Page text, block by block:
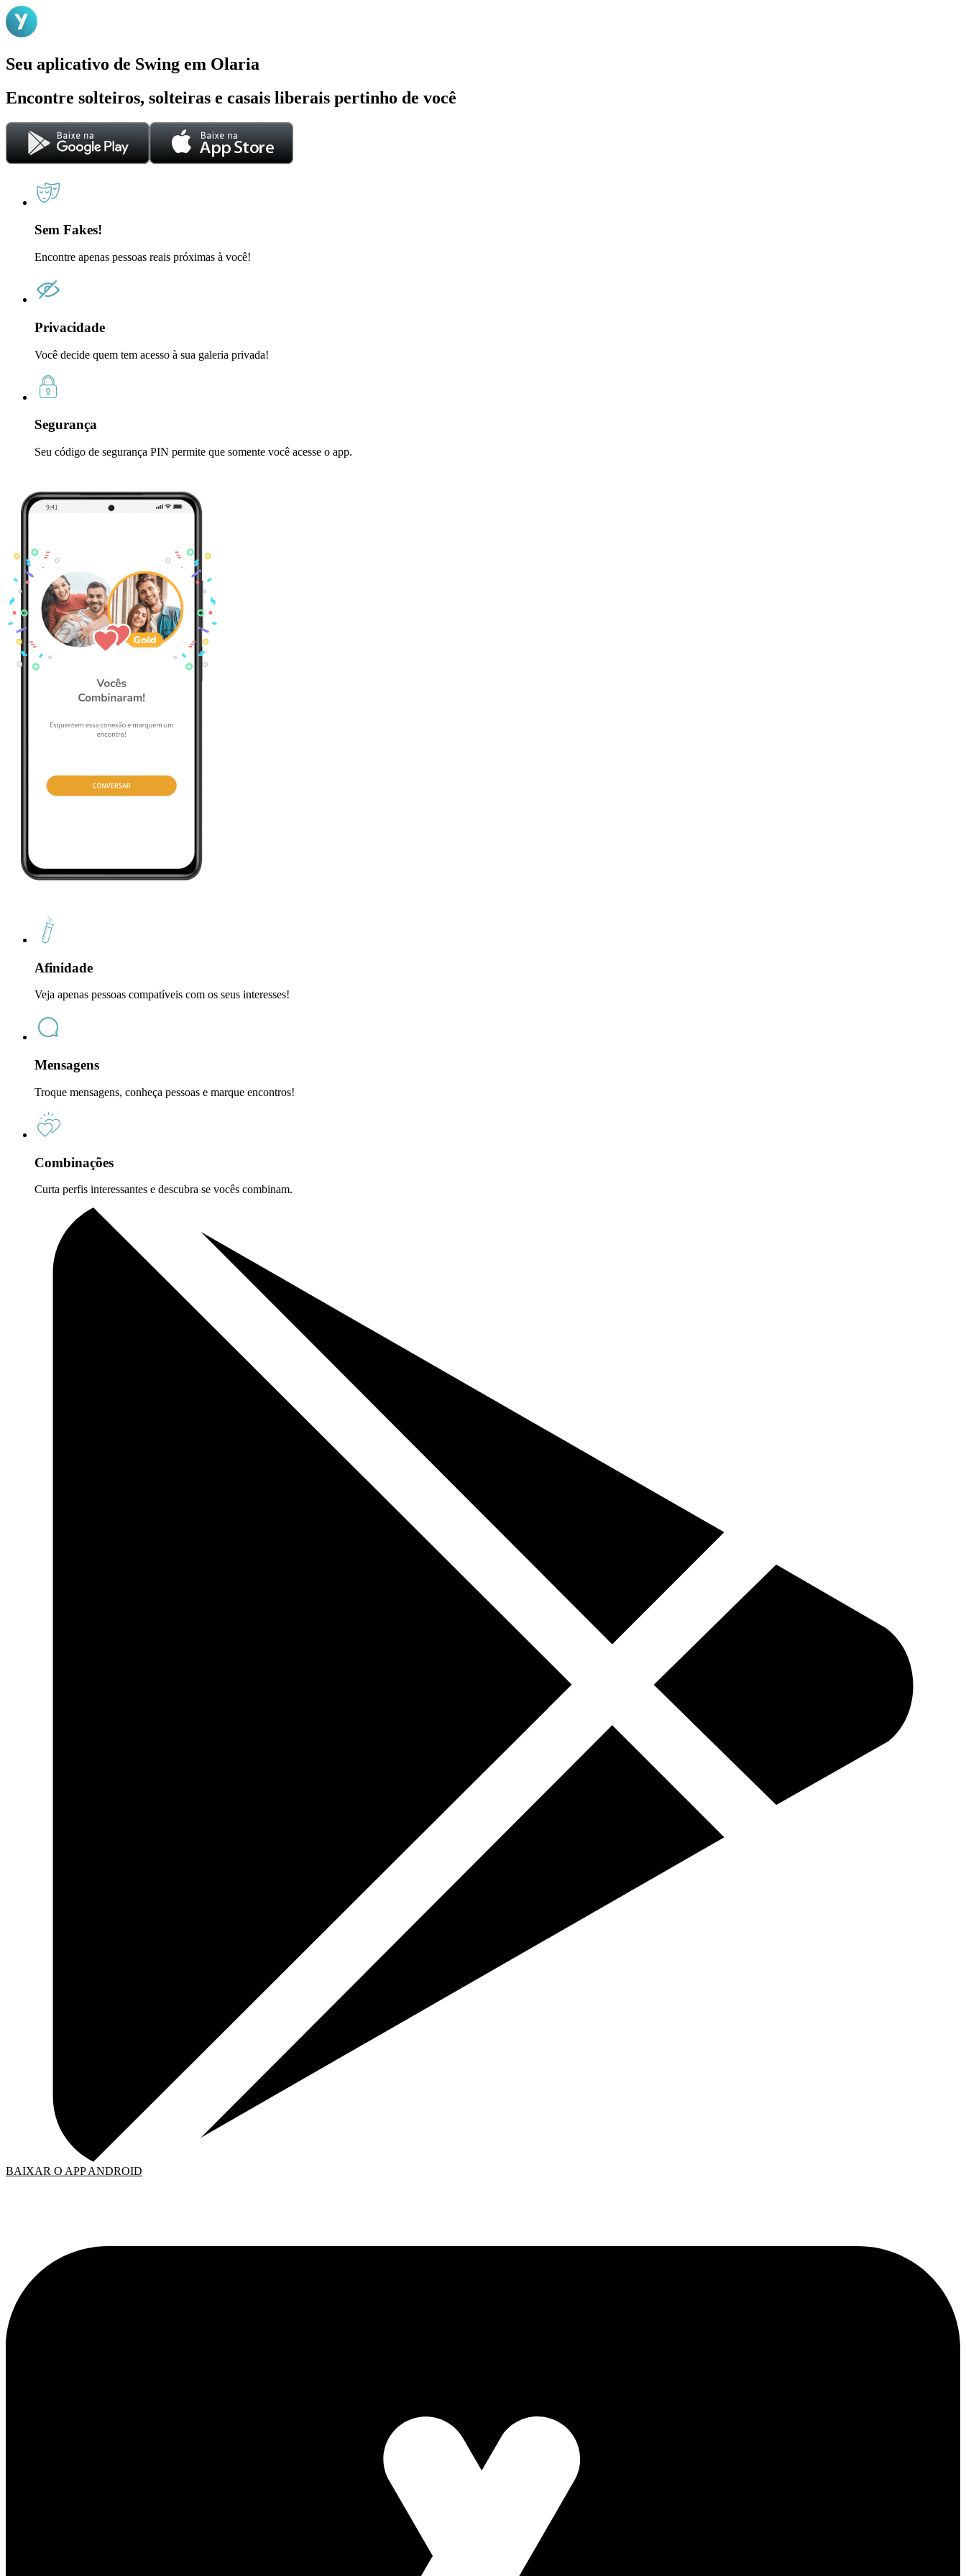
Seu aplicativo de Swing em Olaria
Encontre solteiros, solteiras e casais liberais pertinho de você
Sem Fakes!
Encontre apenas pessoas reais próximas à você!
Privacidade
Você decide quem tem acesso à sua galeria privada!
Segurança
Seu código de segurança PIN permite que somente você acesse o app.
Afinidade
Veja apenas pessoas compatíveis com os seus interesses!
Mensagens
Troque mensagens, conheça pessoas e marque encontros!
Combinações
Curta perfis interessantes e descubra se vocês combinam.
BAIXAR O APP ANDROID